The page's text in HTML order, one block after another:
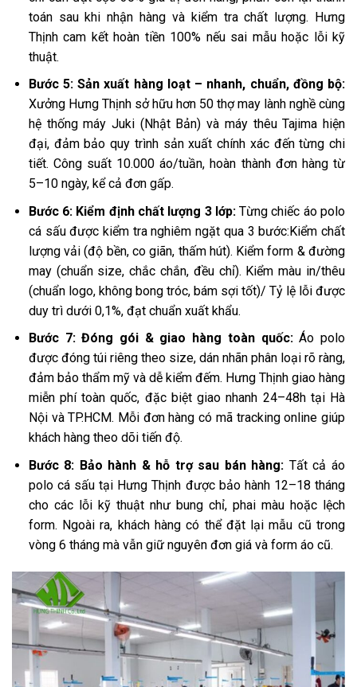
toán sau khi nhận hàng và kiểm tra chất lượng. Hưng
Thịnh cam kết hoàn tiền 100% nếu sai mẫu hoặc lỗi kỹ
thuật.
Bước 5: Sản xuất hàng loạt – nhanh, chuẩn, đồng bộ:
Xưởng Hưng Thịnh sở hữu hơn 50 thợ may lành nghề cùng
hệ thống máy Juki (Nhật Bản) và máy thêu Tajima hiện
đại, đảm bảo quy trình sản xuất chính xác đến từng chi
tiết. Công suất 10.000 áo/tuần, hoàn thành đơn hàng từ
5–10 ngày, kể cả đơn gấp.
Bước 6: Kiểm định chất lượng 3 lớp:Từng chiếc áo polo
cá sấu được kiểm tra nghiêm ngặt qua 3 bước:Kiểm chất
lượng vải (độ bền, co giãn, thấm hút). Kiểm form & đường
may (chuẩn size, chắc chắn, đều chỉ). Kiểm màu in/thêu
(chuẩn logo, không bong tróc, bám sợi tốt)/ Tỷ lệ lỗi được
duy trì dưới 0,1%, đạt chuẩn xuất khẩu.
Bước 7: Đóng gói & giao hàng toàn quốc:Áo polo
được đóng túi riêng theo size, dán nhãn phân loại rõ ràng,
đảm bảo thẩm mỹ và dễ kiểm đếm. Hưng Thịnh giao hàng
miễn phí toàn quốc, đặc biệt giao nhanh 24–48h tại Hà
Nội và TP.HCM. Mỗi đơn hàng có mã tracking online giúp
khách hàng theo dõi tiến độ.
Bước 8: Bảo hành & hỗ trợ sau bán hàng: Tất cả áo
polo cá sấu tại Hưng Thịnh được bảo hành 12–18 tháng
cho các lỗi kỹ thuật như bung chỉ, phai màu hoặc lệch
form. Ngoài ra, khách hàng có thể đặt lại mẫu cũ trong
vòng 6 tháng mà vẫn giữ nguyên đơn giá và form áo cũ.